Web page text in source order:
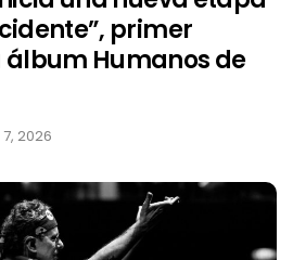
primer
Humanos de
2026